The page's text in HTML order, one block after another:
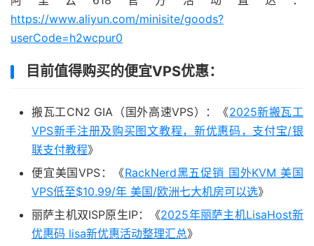
https://www.aliyun.com/minisite/goods?
userCode=h2wcpur0
目前值得购买的便宜VPS优惠：
搬瓦工CN2 GIA（国外高速VPS）：《2025新搬瓦工
VPS新手注册及购买图文教程，新优惠码，支付宝/银
联支付教程》
便宜美国VPS：《RackNerd黑五促销 国外KVM 美国
VPS低至$10.99/年 美国/欧洲七大机房可以选》
丽萨主机双ISP原生IP：《2025年丽萨主机LisaHost新
优惠码 lisa新优惠活动整理汇总》